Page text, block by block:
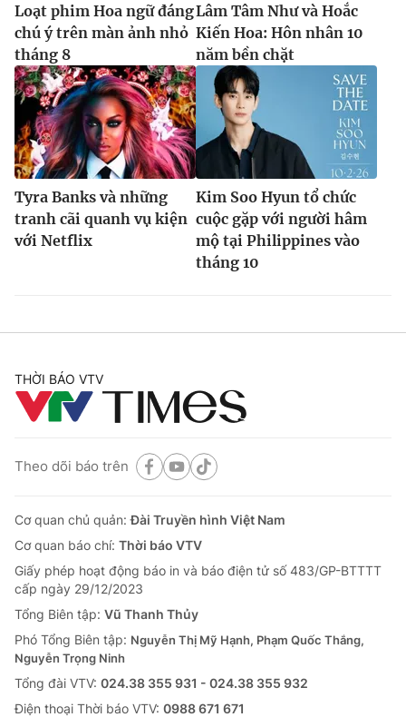
Loạt phim Hoa ngữ đáng
chú ý trên màn ảnh nhỏ
tháng 8
Lâm Tâm Như và Hoắc
Kiến Hoa: Hôn nhân 10
năm bền chặt
Tyra Banks và những
tranh cãi quanh vụ kiện
với Netflix
Kim Soo Hyun tổ chức
cuộc gặp với người hâm
mộ tại Philippines vào
tháng 10
THỜI BÁO VTV
Theo dõi báo trên
Cơ quan chủ quản:Đài Truyền hình Việt Nam
Cơ quan báo chí: Thời báo VTV
Giấy phép hoạt động báo in và báo điện tử số 483/GP-BTTTT
cấp ngày 29/12/2023
Tổng Biên tập: Vũ Thanh Thủy
Phó Tổng Biên tập: Nguyễn Thị Mỹ Hạnh, Phạm Quốc Thắng,
Nguyễn Trọng Ninh
Tổng đài VTV: 024.38 355 931 - 024.38 355 932
Ðiện thoại Thời báo VTV: 0988 671 671